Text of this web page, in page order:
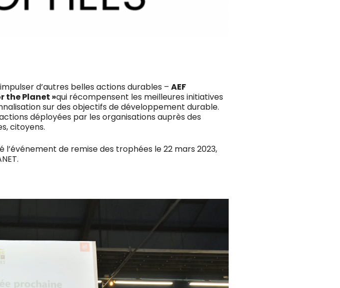
d’autres belles actions durables – AEF
the Planet »qui récompensent les meilleures initiatives
sur des objectifs de développement durable.
déployées par les organisations auprès des
citoyens.
l’événement de remise des trophées le 22 mars 2023,